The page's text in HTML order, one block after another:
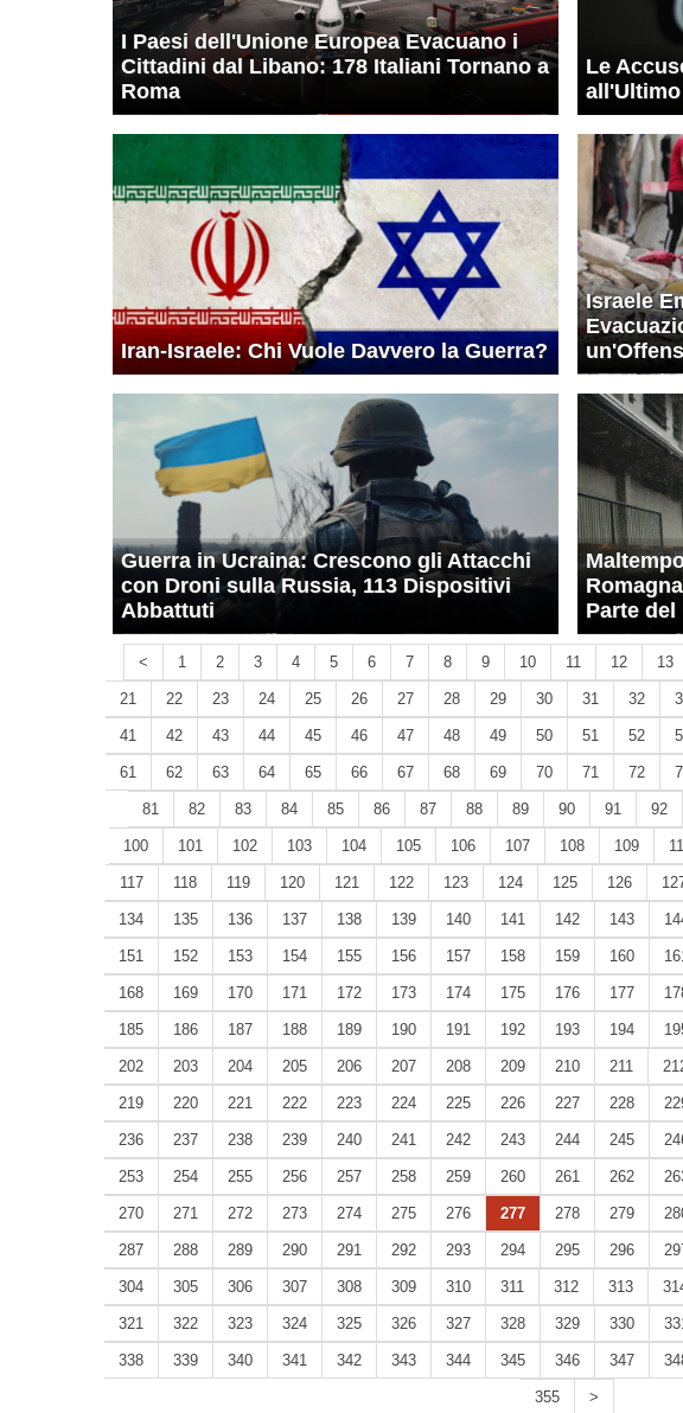
I Paesi dell'Unione Europea Evacuano i
Cittadini dal Libano: 178 Italiani Tornano a
Roma
Le
Iran-Israele: Chi Vuole Davvero la Guerra?
Israele
Guerra in Ucraina: Crescono gli Attacchi
con Droni sulla Russia, 113 Dispositivi
Abbattuti
Parte del
< 1 2 3 4 5 6 7 8 9 10 11 12 13
21 22 23 24 25 26 27 28 29 30 31 32
41 42 43 44 45 46 47 48 49 50 51 52
61 62 63 64 65 66 67 68 69 70 71 72
81 82 83 84 85 86 87 88 89 90 91 92
100 101 102 103 104 105 106 107 108 109
117 118 119 120 121 122 123 124 125 126
134 135 136 137 138 139 140 141 142 143
151 152 153 154 155 156 157 158 159 160
168 169 170 171 172 173 174 175 176 177
185 186 187 188 189 190 191 192 193 194
202 203 204 205 206 207 208 209 210 211
219 220 221 222 223 224 225 226 227 228
236 237 238 239 240 241 242 243 244 245
253 254 255 256 257 258 259 260 261 262
270 271 272 273 274 275 276 277 278 279
287 288 289 290 291 292 293 294 295 296
304 305 306 307 308 309 310 311 312 313
321 322 323 324 325 326 327 328 329 330
338 339 340 341 342 343 344 345 346 347
355 >